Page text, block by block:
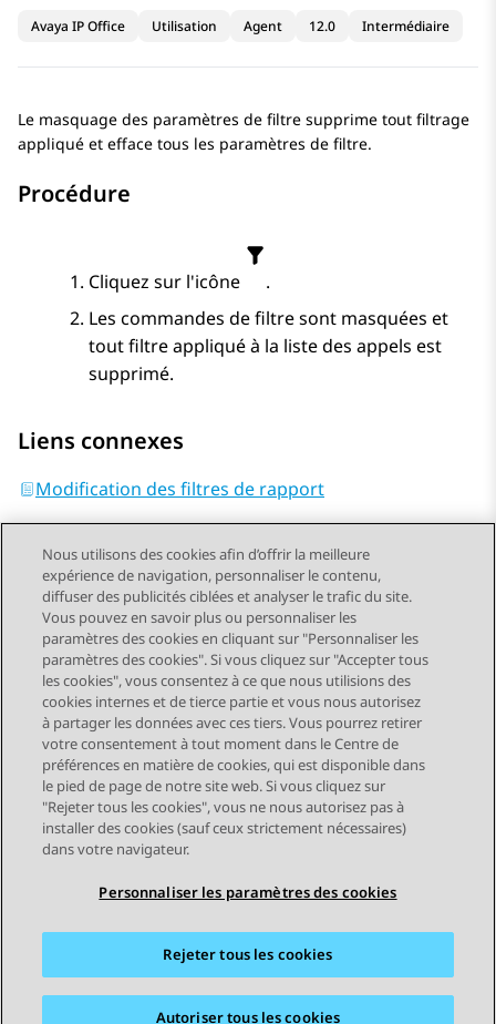
Avaya IP Office Utilisation Agent 12.0 Intermédiaire
Le masquage des paramètres de filtre supprime tout filtrage
appliqué et efface tous les paramètres de filtre.
Procédure
Cliquez sur l'icône
.
Les commandes de filtre sont masquées et
tout filtre appliqué à la liste des appels est
supprimé.
Liens connexes
Modification des filtres de rapport
Send Feedback
Navigation par sujet
Sujet précédent Sujet suivant
STAY CONNECTED
Conditions d'utilisation
Nous utilisons des cookies afin d’offrir la meilleure
expérience de navigation, personnaliser le contenu,
diffuser des publicités ciblées et analyser le trafic du site.
Vous pouvez en savoir plus ou personnaliser les
paramètres des cookies en cliquant sur "Personnaliser les
paramètres des cookies". Si vous cliquez sur "Accepter tous
les cookies", vous consentez à ce que nous utilisions des
cookies internes et de tierce partie et vous nous autorisez
à partager les données avec ces tiers. Vous pourrez retirer
votre consentement à tout moment dans le Centre de
préférences en matière de cookies, qui est disponible dans
le pied de page de notre site web. Si vous cliquez sur
"Rejeter tous les cookies", vous ne nous autorisez pas à
installer des cookies (sauf ceux strictement nécessaires)
dans votre navigateur.
Personnaliser les paramètres des cookies
Rejeter tous les cookies
Autoriser tous les cookies